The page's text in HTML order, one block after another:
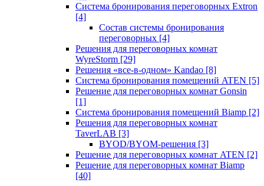
Система бронирования переговорных Extron
[4]
Состав системы бронирования
переговорных [4]
Решения для переговорных комнат
WyreStorm [29]
Решения «все-в-одном» Kandao [8]
Система бронирования помещений ATEN [5]
Решение для переговорных комнат Gonsin
[1]
Система бронирования помещений Biamp [2]
Решения для переговорных комнат
TaverLAB [3]
BYOD/BYOM-решения [3]
Решение для переговорных комнат ATEN [2]
Решение для переговорных комнат Biamp
[40]